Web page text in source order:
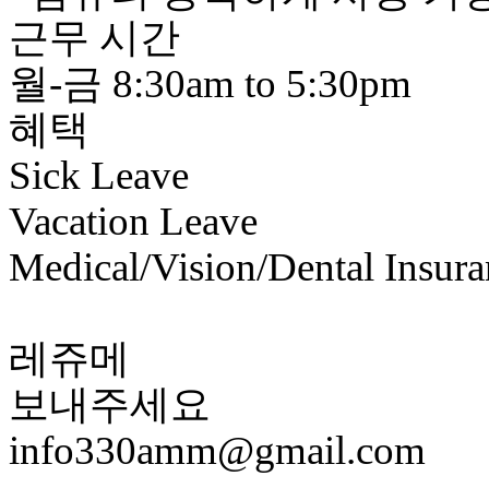
근무 시간
월-금 8:30am to 5:30pm
혜택
Sick Leave
Vacation Leave
Medical/Vision/Dental
레쥬메
보내주세요
info330amm@gmail.com